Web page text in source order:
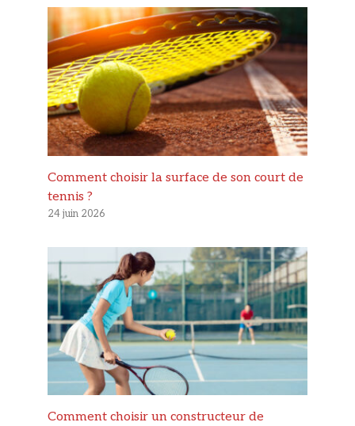
Comment choisir la surface de son court de
tennis ?
24 juin 2026
Comment choisir un constructeur de